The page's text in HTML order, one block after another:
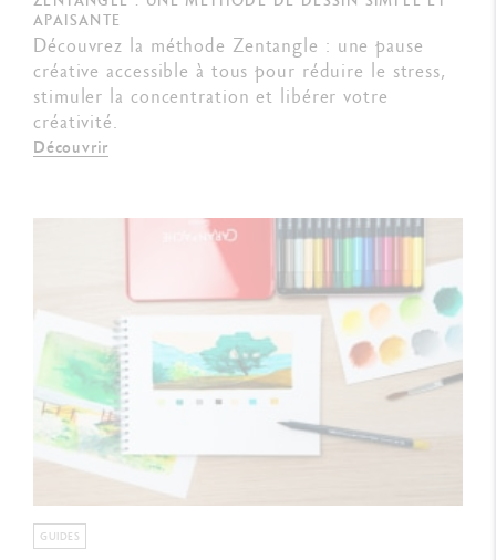
APAISANTE
Découvrez la méthode Zentangle : une pause
créative accessible à tous pour réduire le stress,
stimuler la concentration et libérer votre
créativité.
Découvrir
GUIDES